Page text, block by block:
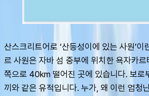
산스크리트어로 ‘산등성이에 있는 사원’이
르 사원은 자바 섬 중부에 위치한 욕자카르
쪽으로 40km 떨어진 곳에 있습니다. 보로
끼와 같은 유적입니다. 누가, 왜 이런 엄청